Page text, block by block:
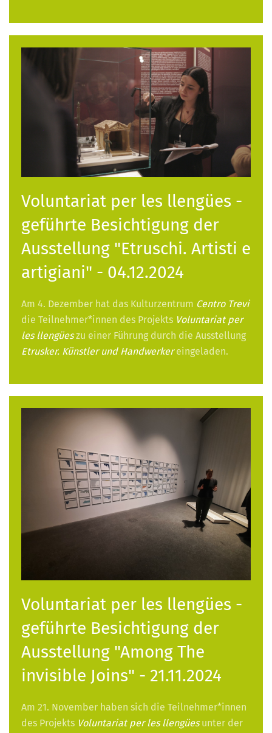
Voluntariat per les llengües -
geführte Besichtigung der
Ausstellung "Etruschi. Artisti e
artigiani" - 04.12.2024
Am 4. Dezember hat das Kulturzentrum Centro Trevi
die Teilnehmer*innen des Projekts Voluntariat per
les llengüeszu einer Führung durch die Ausstellung
Etrusker. Künstler und Handwerkereingeladen.
Voluntariat per les llengües -
geführte Besichtigung der
Ausstellung "Among The
invisible Joins" - 21.11.2024
Am 21. November haben sich die Teilnehmer*innen
des Projekts Voluntariat per les llengüesunter der